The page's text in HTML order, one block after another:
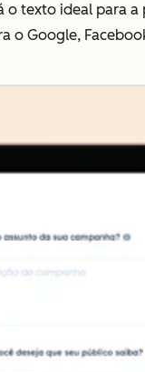
o texto ideal para
o Google,